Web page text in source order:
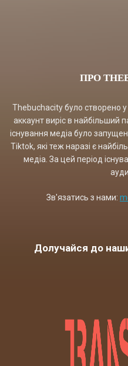
ПРО
Thebuchacity було створено
аккаунт виріс в найбільший
існування медіа було
Tiktok, які теж наразі є
медіа. За цей період
Зв'язатись з нами:
Долучайся до